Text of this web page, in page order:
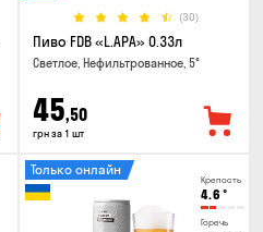
(30)
Пиво FDB «L.APA» 0.33л
Светлое, Нефильтрованное, 5°
45,50
грн за 1 шт
Крепость
4.6 °
Горечь
Только онлайн